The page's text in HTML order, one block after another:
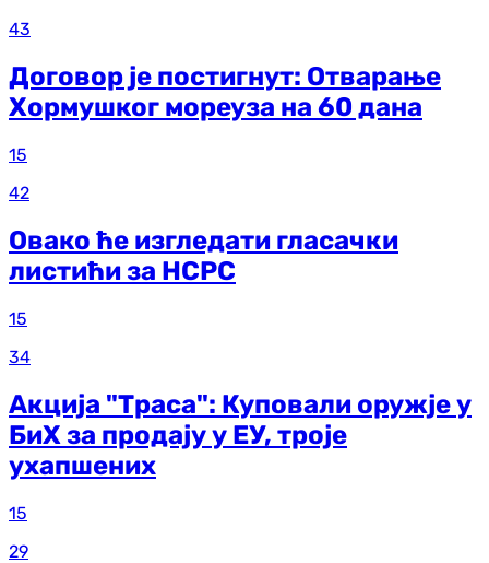
43
Договор је постигнут: Отварање
Хормушког мореуза на 60 дана
15
42
Овако ће изгледати гласачки
листићи за НСРС
15
34
Акција "Траса": Куповали оружје у
БиХ за продају у ЕУ, троје
ухапшених
15
29